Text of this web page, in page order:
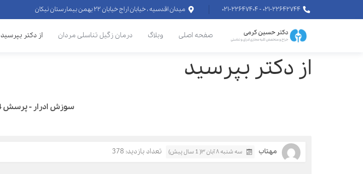
۰۲۱-۲۲۶۴۲۷۴۴ - ۰۲۱-۲۲۶۴۷۴۰۴ میدان اقدسیه ، خیابان اراج خیابان ۲۲ بهمن بیمارستان نیکان
صفحه اصلی وبلاگ درمان زگیل تناسلی مردان از دکتر بپرسید
از دکتر بپرسید
سوزش ادرار - پرسش 725604
مهتاب سه شنبه ۸ آبان ۳( 1 سال پیش) تعداد بازدید: 378